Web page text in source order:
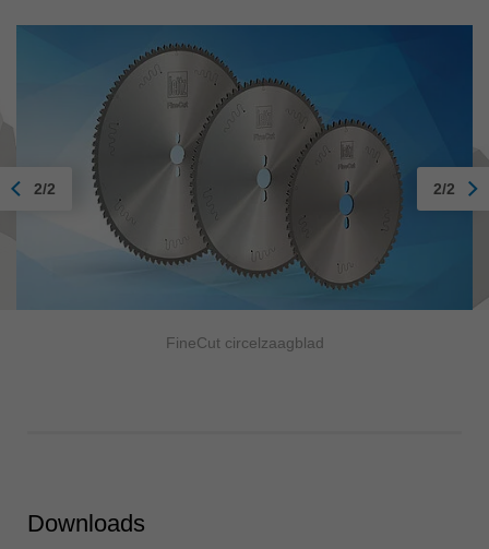
FineCut circelzaagblad
2/2 2/2
Downloads